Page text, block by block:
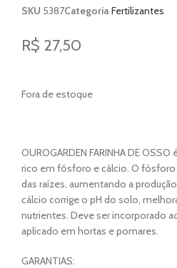
SKU 5387Categoria Fertilizantes
R$ 27,50
Fora de estoque
OUROGARDEN FARINHA DE
rico em fósforo e cálcio. O
das raízes, aumentando a
cálcio corrige o pH do solo,
nutrientes. Deve ser incorporado
aplicado em hortas e pomares.
GARANTIAS: